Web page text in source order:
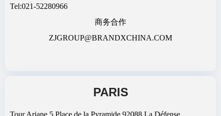
Tel:021-52280966
商务合作
ZJGROUP@BRANDXCHINA.COM
PARIS
Tour Ariane,5 Place de la Pyramide,92088 La Défense